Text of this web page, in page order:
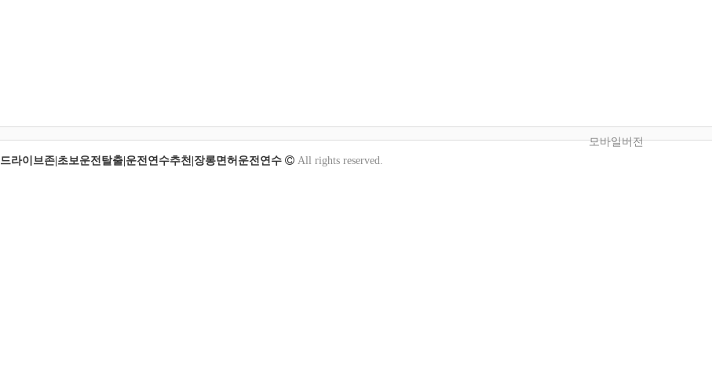
모바일버전
드라이브존|초보운전탈출|운전연수추천|장롱면허운전연수
All rights reserved.